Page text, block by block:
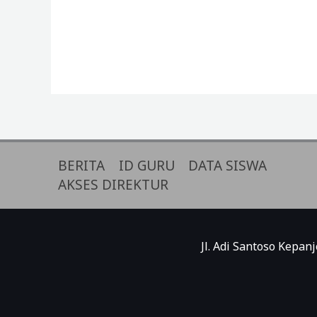
BERITA ID GURU
DATA SISWA
AKSES DIREKTUR
Jl. Adi Santoso